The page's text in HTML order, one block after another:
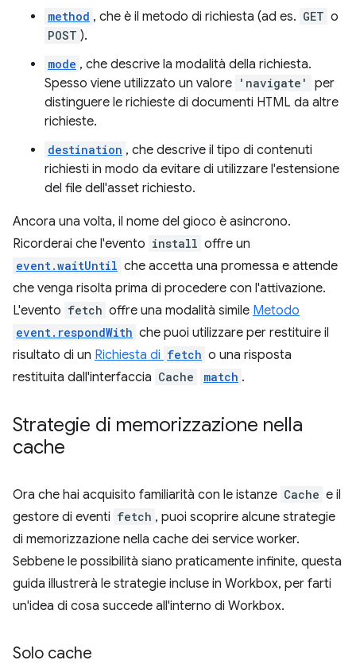
method , che è il metodo di richiesta (ad es. GET o
POST ).
mode , che descrive la modalità della richiesta.
Spesso viene utilizzato un valore 'navigate'
per
distinguere le richieste di documenti HTML da altre
richieste.
destination , che descrive il tipo di contenuti
richiesti in modo da evitare di utilizzare l'estensione
del file dell'asset richiesto.
Ancora una volta, il nome del gioco è asincrono.
Ricorderai che l'evento install offre un
event.waitUntil che accetta una promessa e attende
che venga risolta prima di procedere con l'attivazione.
L'evento fetch offre una modalità simile Metodo
event.respondWith che puoi utilizzare per restituire il
risultato di un Richiesta di fetch o una risposta
restituita dall'interfaccia Cache match .
Strategie di memorizzazione nella
cache
Ora che hai acquisito familiarità con le istanze Cache e il
gestore di eventi fetch , puoi scoprire alcune strategie
di memorizzazione nella cache dei service worker.
Sebbene le possibilità siano praticamente infinite, questa
guida illustrerà le strategie incluse in Workbox, per farti
un'idea di cosa succede all'interno di Workbox.
Solo cache